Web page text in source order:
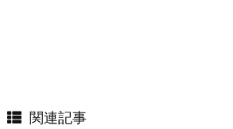
関連記事